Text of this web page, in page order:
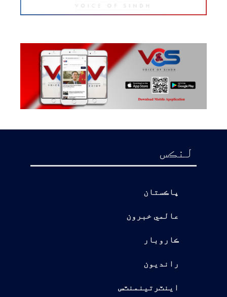
لنڪس
پاڪستان
عالمي خبرون
ڪاروبار
رانديون
اينٽرتينمنٽس